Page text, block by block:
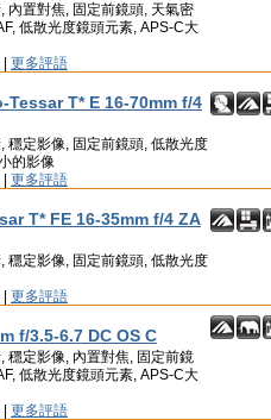
內置對焦, 固定前鏡頭, 天氣密
低散光度鏡頭元素, APS-C大
更多評語
Tessar T* E 16-70mm f/4
穩定影像, 固定前鏡頭, 低散光度
的影像
更多評語
T* FE 16-35mm f/4 ZA
穩定影像, 固定前鏡頭, 低散光度
更多評語
f/3.5-6.7 DC OS C
穩定影像, 內置對焦, 固定前鏡
低散光度鏡頭元素, APS-C大
更多評語